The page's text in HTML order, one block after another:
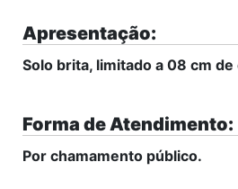
Apresentação:
Solo brita, limitado a 08 cm
Forma de Atendimento:
Por chamamento público.